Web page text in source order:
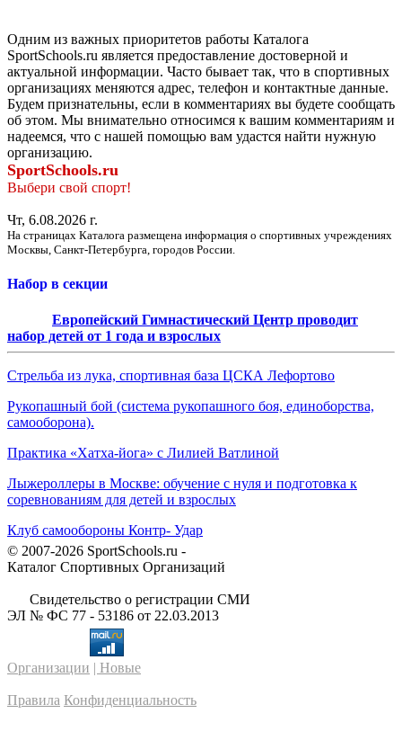
Одним из важных приоритетов работы Каталога
SportSchools.ru является предоставление достоверной и
актуальной информации. Часто бывает так, что в спортивных
организациях меняются адрес, телефон и контактные данные.
Будем признательны, если в комментариях вы будете сообщать
об этом. Мы внимательно относимся к вашим комментариям и
надеемся, что с нашей помощью вам удастся найти нужную
организацию.
SportSchools.ru
Выбери свой спорт!
Чт, 6.08.2026 г.
На страницах Каталога размещена информация о спортивных учреждениях
Москвы, Санкт-Петербурга, городов России.
Набор в секции
Европейский Гимнастический Центр проводит
набор детей от 1 года и взрослых
Стрельба из лука, спортивная база ЦСКА Лефортово
Рукопашный бой (система рукопашного боя, единоборства,
самооборона).
Практика «Хатха-йога» с Лилией Ватлиной
Лыжероллеры в Москве: обучение с нуля и подготовка к
соревнованиям для детей и взрослых
Клуб самообороны Контр- Удар
© 2007-2026 SportSchools.ru -
Каталог Спортивных Организаций
Свидетельство о регистрации СМИ
ЭЛ № ФС 77 - 53186 от 22.03.2013
Организации | Новые
Правила Конфиденциальность